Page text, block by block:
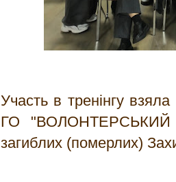
Участь в тренінгу
ГО "ВОЛОНТЕРСЬКИЙ
загиблих (померлих)